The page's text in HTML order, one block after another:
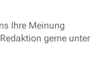
Ihre Meinung
gerne unter